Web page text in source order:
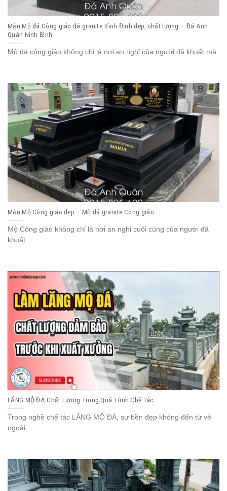
Mẫu Mộ đá Công giáo đá granite Bình Định đẹp, chất lượng – Đá Anh
Quân Ninh Bình
Mộ đá công giáo không chỉ là nơi an nghỉ của người đã khuất mà
Mẫu Mộ Công giáo đẹp – Mộ đá granite Công giáo
Mộ Công giáo không chỉ là nơi an nghỉ cuối cùng của người đã
khuất
LĂNG MỘ ĐÁ Chất Lượng Trong Quá Trình Chế Tác
Trong nghề chế tác LĂNG MỘ ĐÁ, sự bền đẹp không đến từ vẻ
ngoài